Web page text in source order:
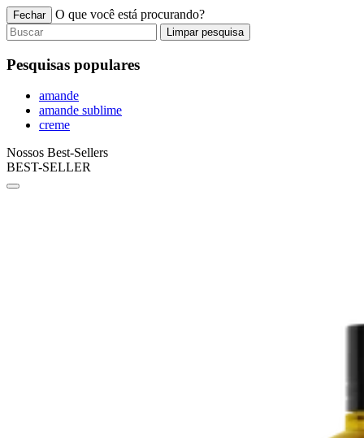
Fechar O que você está procurando?
Limpar pesquisa
Pesquisas populares
amande
amande sublime
creme
Nossos Best-Sellers
BEST-SELLER